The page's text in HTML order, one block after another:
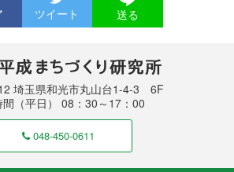
とうございます。
月をお過ごしでしょうか？
えてきて油断ならない状況ですが、今
致します。皆様にとって良い年になり
ツイート 送る
会社 平成まちづくり研究所
埼玉県和光市丸山台1-4-3 6F
間（平日） 08：30～17：00
048-450-0611